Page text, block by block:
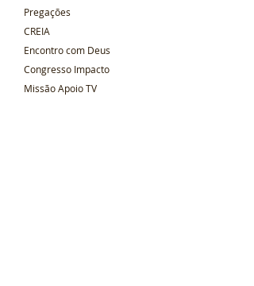
Pregações
CREIA
Encontro com Deus
Congresso Impacto
Missão Apoio TV